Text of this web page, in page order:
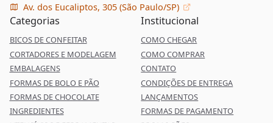
Av. dos Eucaliptos, 305 (São Paulo/SP)
Categorias
BICOS DE CONFEITAR
CORTADORES E MODELAGEM
EMBALAGENS
FORMAS DE BOLO E PÃO
FORMAS DE CHOCOLATE
INGREDIENTES
Institucional
COMO CHEGAR
COMO COMPRAR
CONTATO
CONDIÇÕES DE ENTREGA
LANÇAMENTOS
FORMAS DE PAGAMENTO